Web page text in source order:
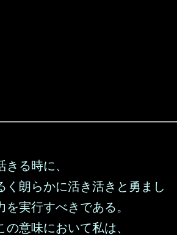
る時に、
く朗らかに活き活きと勇まし
を実行すべきである。
の意味において私は、